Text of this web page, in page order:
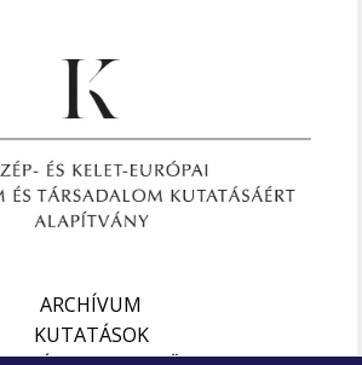
ARCHÍVUM
KUTATÁSOK